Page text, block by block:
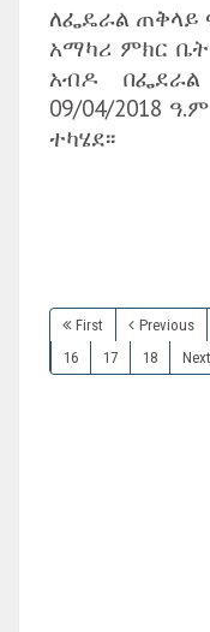
ለፌዴራል ጠቅላይ
አማካሪ ምክር
አብዶ
09/04/2018
ተካሄደ፡፡
First Previous
16
17 18 Next